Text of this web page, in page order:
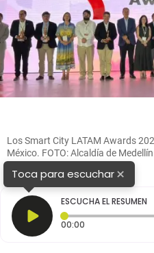
Los Smart City LATAM Awards
México. FOTO: Alcaldía de Medellín.
Toca para escuchar×
ESCUCHA EL RESUMEN
00:00 Tiempo